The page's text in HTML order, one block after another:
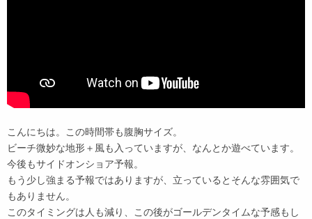
こんにちは。この時間帯も腹胸サイズ。
ビーチ微妙な地形＋風も入っていますが、なんとか遊べています。
今後もサイドオンショア予報。
もう少し強まる予報ではありますが、立っているとそんな雰囲気で
もありません。
このタイミングは人も減り、この後がゴールデンタイムな予感もし